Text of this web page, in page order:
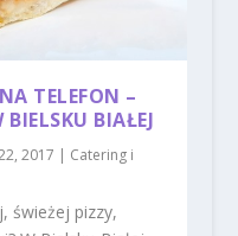
TELEFON –
BIAŁEJ
2017 | Catering i
świeżej pizzy,